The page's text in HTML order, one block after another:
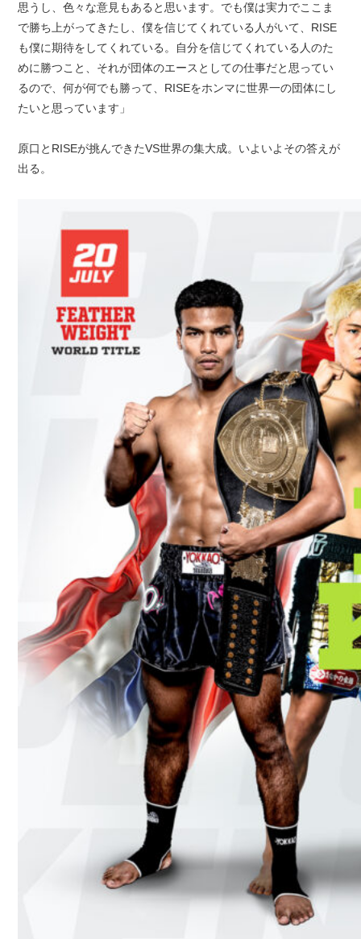
思うし、色々な意見もあると思います。でも僕は実力でここま
で勝ち上がってきたし、僕を信じてくれている人がいて、RISE
も僕に期待をしてくれている。自分を信じてくれている人のた
めに勝つこと、それが団体のエースとしての仕事だと思ってい
るので、何が何でも勝って、RISEをホンマに世界一の団体にし
たいと思っています」
原口とRISEが挑んできたVS世界の集大成。いよいよその答えが
出る。